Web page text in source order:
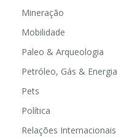
Mineração
Mobilidade
Paleo & Arqueologia
Petróleo, Gás & Energia
Pets
Política
Relações Internacionais